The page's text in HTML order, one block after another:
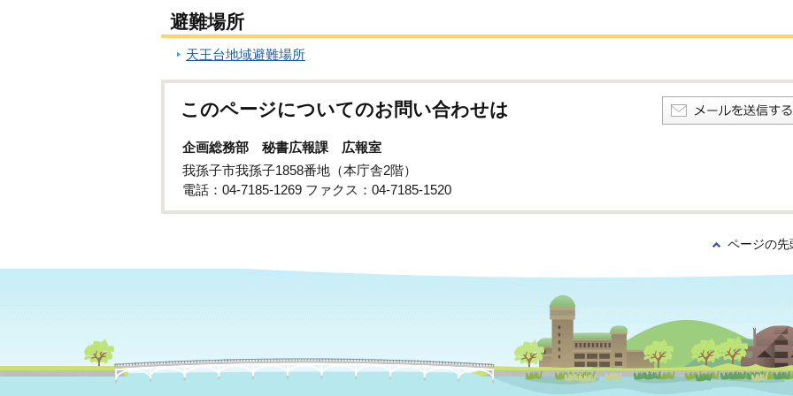
避難場所
天王台地域避難場所
このページについてのお問い合わせは
企画総務部 秘書広報課 広報室
我孫子市我孫子1858番地（本庁舎2階）
電話：04-7185-1269 ファクス：04-7185-1520
ページの先